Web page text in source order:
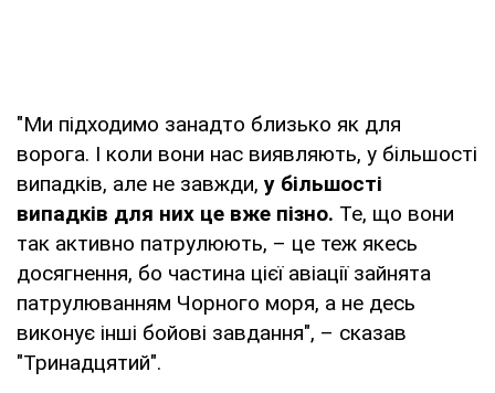
"Ми підходимо занадто близько як для
ворога. І коли вони нас виявляють, у більшості
випадків, але не завжди, у більшості
випадків для них це вже пізно. Те, що вони
так активно патрулюють, – це теж якесь
досягнення, бо частина цієї авіації зайнята
патрулюванням Чорного моря, а не десь
виконує інші бойові завдання", – сказав
"Тринадцятий".